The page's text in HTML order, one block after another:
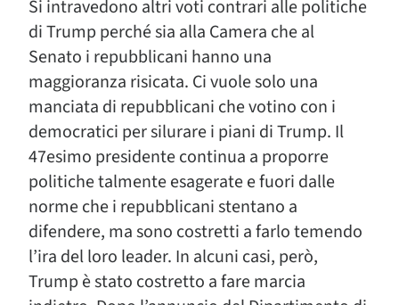
Si intravedono altri voti contrari alle politiche
di Trump perché sia alla Camera che al
Senato i repubblicani hanno una
maggioranza risicata. Ci vuole solo una
manciata di repubblicani che votino con i
democratici per silurare i piani di Trump. Il
47esimo presidente continua a proporre
politiche talmente esagerate e fuori dalle
norme che i repubblicani stentano a
difendere, ma sono costretti a farlo temendo
l’ira del loro leader. In alcuni casi, però,
Trump è stato costretto a fare marcia